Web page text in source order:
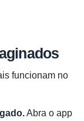
funcionam no
Abra o app